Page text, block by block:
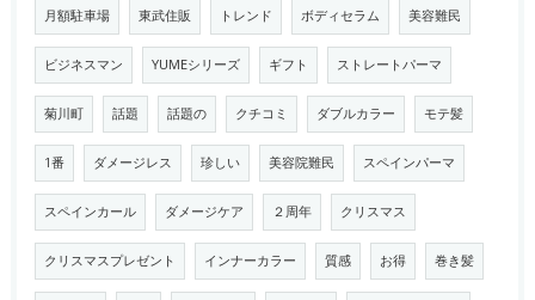
月額駐車場 東武住販 トレンド ボディセラム 美容難民
ビジネスマン YUMEシリーズ ギフト ストレートパーマ
菊川町 話題 話題の クチコミ ダブルカラー モテ髪
1番 ダメージレス 珍しい 美容院難民 スペインパーマ
スペインカール ダメージケア ２周年 クリスマス
クリスマスプレゼント インナーカラー 質感 お得 巻き髪